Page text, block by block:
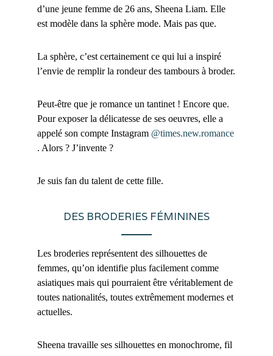
d’une jeune femme de 26 ans, Sheena Liam. Elle
est modèle dans la sphère mode. Mais pas que.
La sphère, c’est certainement ce qui lui a inspiré
l’envie de remplir la rondeur des tambours à broder.
Peut-être que je romance un tantinet ! Encore que.
Pour exposer la délicatesse de ses oeuvres, elle a
appelé son compte Instagram @times.new.romance
. Alors ? J’invente ?
Je suis fan du talent de cette fille.
DES BRODERIES FÉMININES
Les broderies représentent des silhouettes de
femmes, qu’on identifie plus facilement comme
asiatiques mais qui pourraient être véritablement de
toutes nationalités, toutes extrêmement modernes et
actuelles.
Sheena travaille ses silhouettes en monochrome, fil